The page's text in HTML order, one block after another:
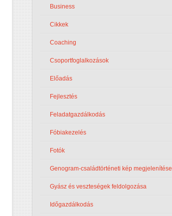
Business
Cikkek
Coaching
Csoportfoglalkozások
Előadás
Fejlesztés
Feladatgazdálkodás
Fóbiakezelés
Fotók
Genogram-családtörténeti kép megjelenítése
Gyász és veszteségek feldolgozása
Időgazdálkodás